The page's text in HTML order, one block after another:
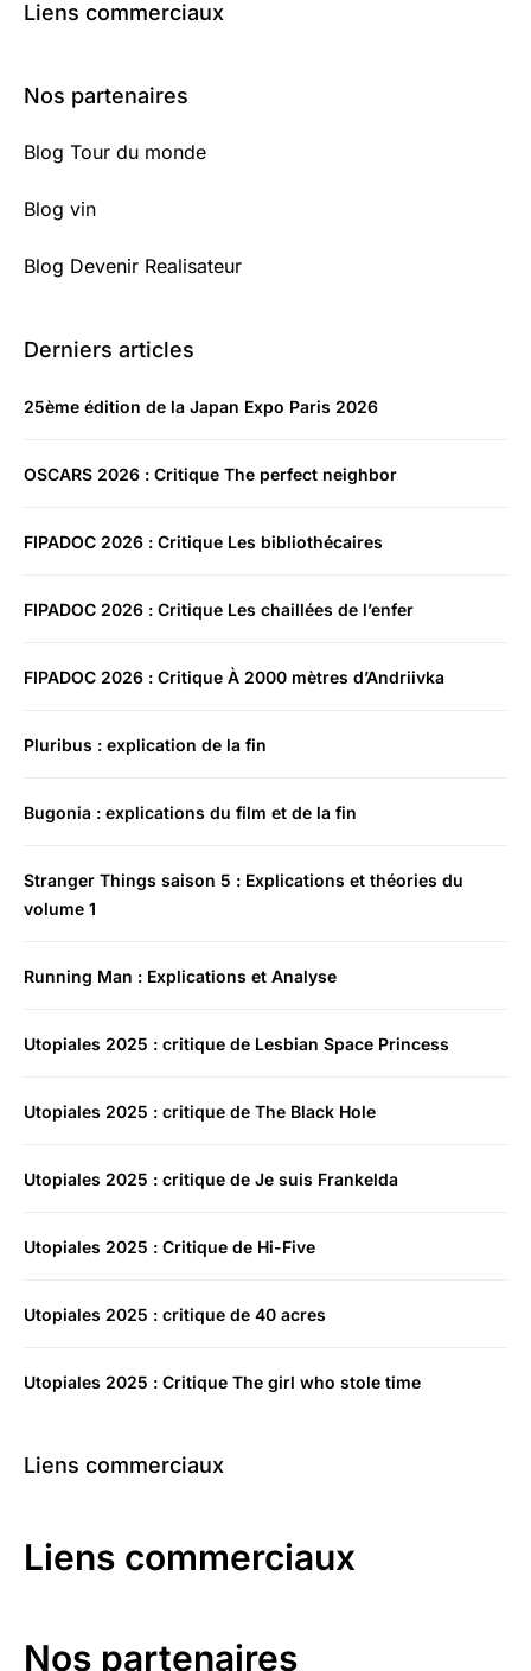
Liens commerciaux
Nos partenaires
Blog Tour du monde
Blog vin
Blog Devenir Realisateur
Derniers articles
25ème édition de la Japan Expo Paris 2026
OSCARS 2026 : Critique The perfect neighbor
FIPADOC 2026 : Critique Les bibliothécaires
FIPADOC 2026 : Critique Les chaillées de l’enfer
FIPADOC 2026 : Critique À 2000 mètres d’Andriivka
Pluribus : explication de la fin
Bugonia : explications du film et de la fin
Stranger Things saison 5 : Explications et théories du
volume 1
Running Man : Explications et Analyse
Utopiales 2025 : critique de Lesbian Space Princess
Utopiales 2025 : critique de The Black Hole
Utopiales 2025 : critique de Je suis Frankelda
Utopiales 2025 : Critique de Hi-Five
Utopiales 2025 : critique de 40 acres
Utopiales 2025 : Critique The girl who stole time
Liens commerciaux
Liens commerciaux
Nos partenaires